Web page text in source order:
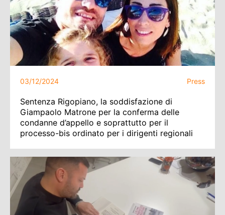
03/12/2024 Press
Sentenza Rigopiano, la soddisfazione di
Giampaolo Matrone per la conferma delle
condanne d’appello e soprattutto per il
processo-bis ordinato per i dirigenti regionali